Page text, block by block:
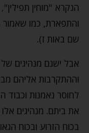
הנקרא "מוחין
והתפארת, כמו שאמור
שם באות ז).
אבל ישנם מנהיגים
וההתקרבות אליהם
לחוסר נאמנות וכבוד
את ביתם. מנהיגים
בכוח הזרוע ובכוח